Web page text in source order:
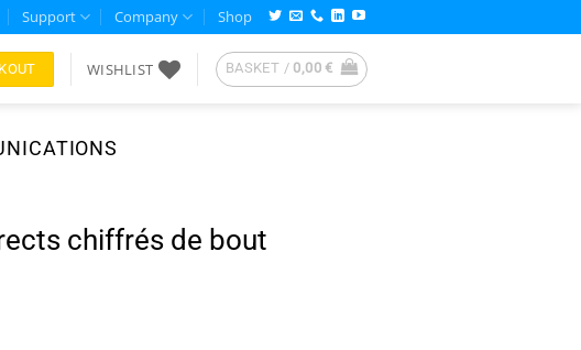
Support Company Shop
WISHLIST BASKET / 0,00€
chiffrés de bout